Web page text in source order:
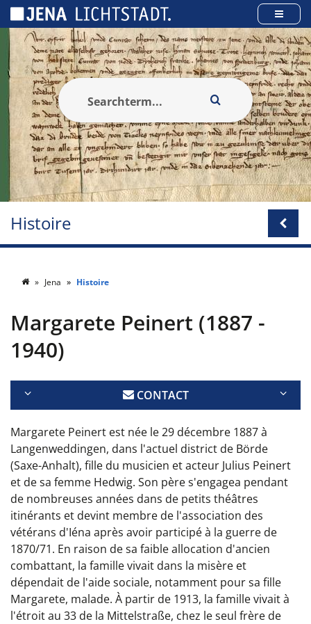
Histoire
Jena Histoire
Margarete Peinert (1887 -
1940)
CONTACT
Margarete Peinert est née le 29 décembre 1887 à
Langenweddingen, dans l'actuel district de Börde
(Saxe-Anhalt), fille du musicien et acteur Julius Peinert
et de sa femme Hedwig. Son père s'engagea pendant
de nombreuses années dans de petits théâtres
itinérants et devint membre de l'association des
vétérans d'Iéna après avoir participé à la guerre de
1870/71. En raison de sa faible allocation d'ancien
combattant, la famille vivait dans la misère et
dépendait de l'aide sociale, notamment pour sa fille
Margarete, malade. À partir de 1913, la famille vivait à
l'étroit au 33 de la Mittelstraße, chez le seul frère de
Panneau de gestion des cookies